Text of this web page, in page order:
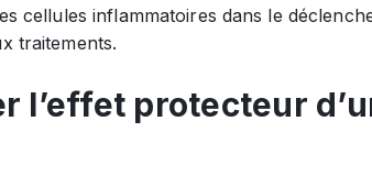
cellules inflammatoires dans le
traitements.
l’effet protecteur